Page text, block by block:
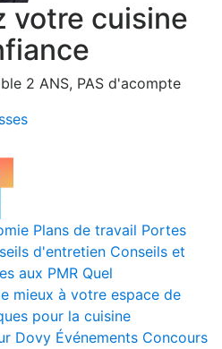
votre cuisine
2 ANS, PAS d'acompte
Plans de travail Portes
d'entretien Conseils et
aux PMR Quel
mieux à votre espace de
pour la cuisine
Dovy Événements Concours